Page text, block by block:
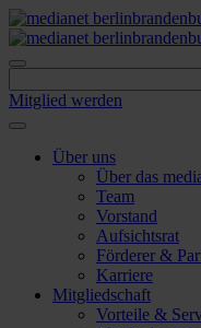
Skip
to
content
Mitglied werden
Über uns
Über das
Team
Vorstand
Aufsichtsrat
Förderer &
Karriere
Mitgliedschaft
Vorteile &